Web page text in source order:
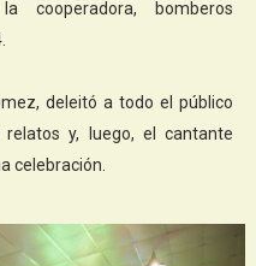
cooperadora, bomberos
deleitó a todo el público
y, luego, el cantante
celebración.